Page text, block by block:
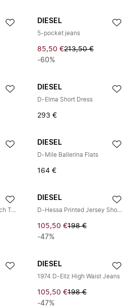
DIESEL
5-pocket jeans
85,50 €213,50 €
-60%
DIESEL
D-Elma Short Dress
293 €
DIESEL
D-Mile Ballerina Flats
164 €
Kasia-Dnm Printed Stretch Tee
DIESEL
D-Hessa Printed Jersey Short Dress
105,50 €198 €
-47%
DIESEL
1974 D-Ellz High Waist Jeans
105,50 €198 €
-47%